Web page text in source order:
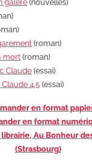
galère (nouvelles)
(roman)
mort (roman)
Claude (essai)
4.5 (essai)
en format
en format
Au Bonheur
(Strasbourg)